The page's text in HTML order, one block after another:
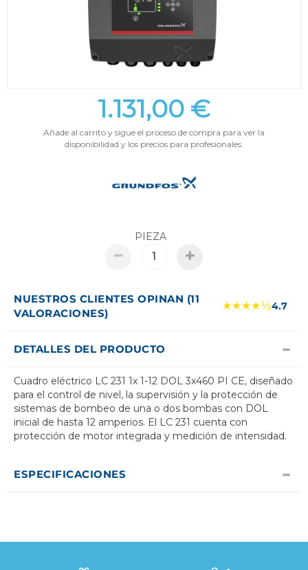
1.131,00 €
Añade al carrito y sigue el proceso de compra para ver la
disponibilidad y los precios para profesionales.
PIEZA
NUESTROS CLIENTES OPINAN (11
VALORACIONES)
★★★★½4.7
DETALLES DEL PRODUCTO
Cuadro eléctrico LC 231 1x 1-12 DOL 3x460 PI CE, diseñado
para el control de nivel, la supervisión y la protección de
sistemas de bombeo de una o dos bombas con DOL
inicial de hasta 12 amperios. El LC 231 cuenta con
protección de motor integrada y medición de intensidad.
ESPECIFICACIONES